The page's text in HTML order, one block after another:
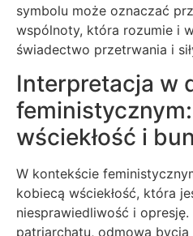
symbolu może oznaczać
wspólnoty, która rozumie i
świadectwo przetrwania i
Interpretacja w
wściekłość i
W kontekście
kobiecą wściekłość, która
niesprawiedliwość i
patriarchatu, odmowa